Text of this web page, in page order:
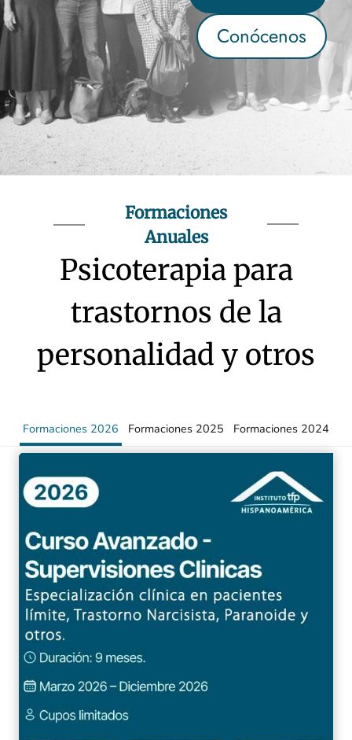
Conócenos
Formaciones
Anuales
Psicoterapia para
trastornos de la
personalidad y otros
Formaciones 2026 Formaciones 2025 Formaciones 2024